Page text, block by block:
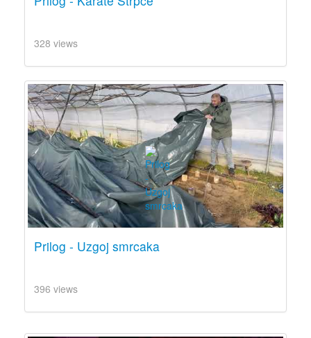
328 views
Prilog - Uzgoj smrcaka
396 views